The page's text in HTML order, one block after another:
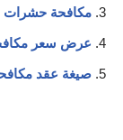
مكافحة حشرات
عرض سعر
صيغة عقد